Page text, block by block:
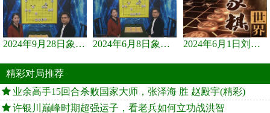
2024年9月28日象棋世界栏目，刘君、蒋川讲解了第九届杨官璘杯象棋... 2024年6月8日象棋世界，刘君、蒋川讲解了第九届杨官璘杯全国象棋... 2024年6月1日刘君、蒋川讲解第三届上海杯象棋大师赛谢靖与李少庚...
精彩对局推荐
业余高手15回合杀败国家大师，张泽海 胜 赵殿宇(精彩)
许银川巅峰时期超强运子，看老兵如何立功战洪智